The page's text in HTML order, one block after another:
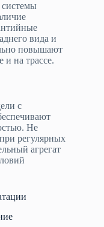
вида и
повышают
и на трассе.
с
Не
регулярных
агрегат